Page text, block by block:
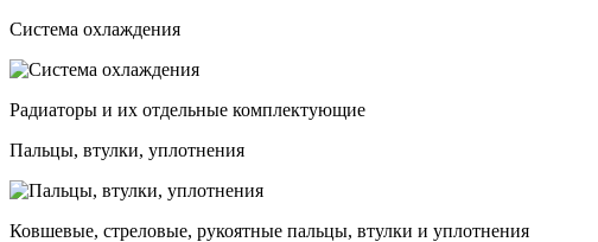
Система охлаждения
Радиаторы и их отдельные комплектующие
Пальцы, втулки, уплотнения
Ковшевые, стреловые, рукоятные пальцы, втулки и уплотнения